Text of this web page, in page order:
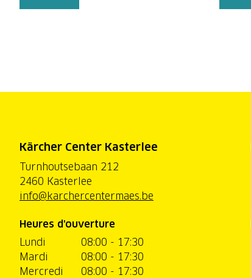
Kärcher Center Kasterlee
Turnhoutsebaan 212
2460 Kasterlee
info@karchercentermaes.be
Heures d'ouverture
Lundi
08:00 - 17:30
Mardi
08:00 - 17:30
Mercredi
08:00 - 17:30